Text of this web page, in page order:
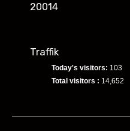
20014
Traffik
Today's visitors: 103
Total visitors : 14,652